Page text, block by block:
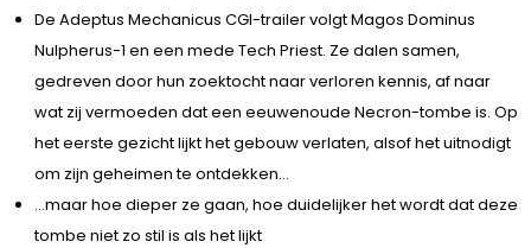
De Adeptus Mechanicus CGI-trailer volgt Magos Dominus
Nulpherus-1 en een mede Tech Priest. Ze dalen samen,
gedreven door hun zoektocht naar verloren kennis, af naar
wat zij vermoeden dat een eeuwenoude Necron-tombe is. Op
het eerste gezicht lijkt het gebouw verlaten, alsof het uitnodigt
om zijn geheimen te ontdekken…
…maar hoe dieper ze gaan, hoe duidelijker het wordt dat deze
tombe niet zo stil is als het lijkt